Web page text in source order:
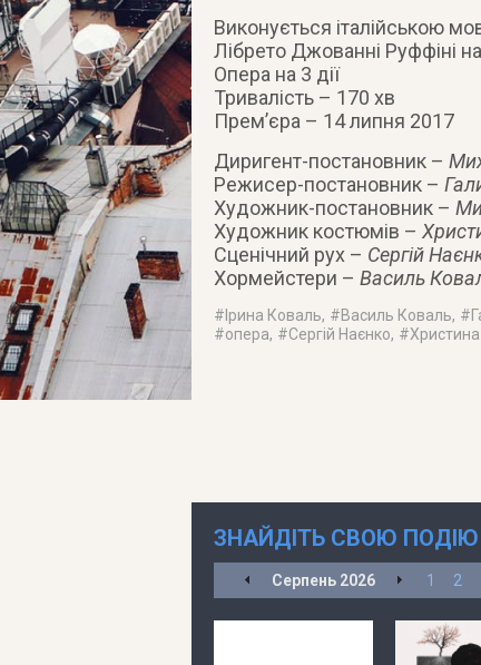
Виконується італійською
Лібрето Джованні Руффіні
Опера на 3 дії
Тривалість – 170 хв
Прем’єра – 14 липня 2017
Диригент-постановник –
Режисер-постановник –
Художник-постановник –
Художник костюмів –
Сценічний рух – Сергій
Хормейстери – Василь
# Ірина Коваль, #Василь Коваль, #
#опера, #Сергій Наєнко, #
ЗНАЙДІТЬ СВОЮ ПОДІЮ
Серпень 2026 1 2